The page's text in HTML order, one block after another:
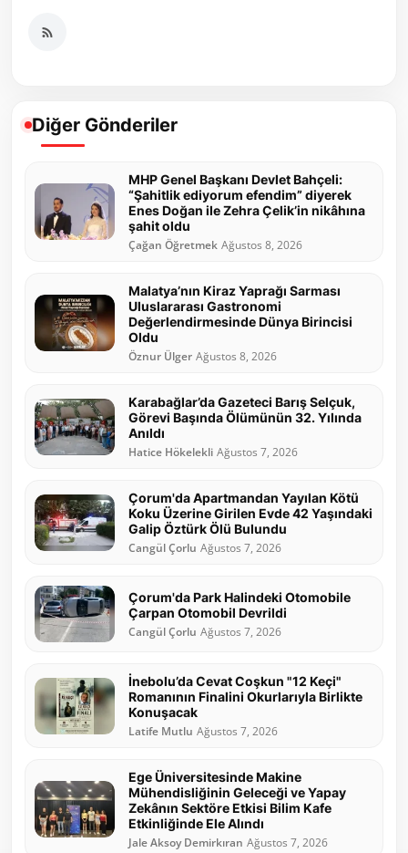
Diğer Gönderiler
MHP Genel Başkanı Devlet Bahçeli:
“Şahitlik ediyorum efendim” diyerek
Enes Doğan ile Zehra Çelik’in nikâhına
şahit oldu
Çağan Öğretmek Ağustos 8, 2026
Malatya’nın Kiraz Yaprağı Sarması
Uluslararası Gastronomi
Değerlendirmesinde Dünya Birincisi
Oldu
Öznur Ülger Ağustos 8, 2026
Karabağlar’da Gazeteci Barış Selçuk,
Görevi Başında Ölümünün 32. Yılında
Anıldı
Hatice Hökelekli Ağustos 7, 2026
Çorum'da Apartmandan Yayılan Kötü
Koku Üzerine Girilen Evde 42 Yaşındaki
Galip Öztürk Ölü Bulundu
Cangül Çorlu Ağustos 7, 2026
Çorum'da Park Halindeki Otomobile
Çarpan Otomobil Devrildi
Cangül Çorlu Ağustos 7, 2026
İnebolu’da Cevat Coşkun "12 Keçi"
Romanının Finalini Okurlarıyla Birlikte
Konuşacak
Latife Mutlu Ağustos 7, 2026
Ege Üniversitesinde Makine
Mühendisliğinin Geleceği ve Yapay
Zekânın Sektöre Etkisi Bilim Kafe
Etkinliğinde Ele Alındı
Jale Aksoy Demirkıran Ağustos 7, 2026